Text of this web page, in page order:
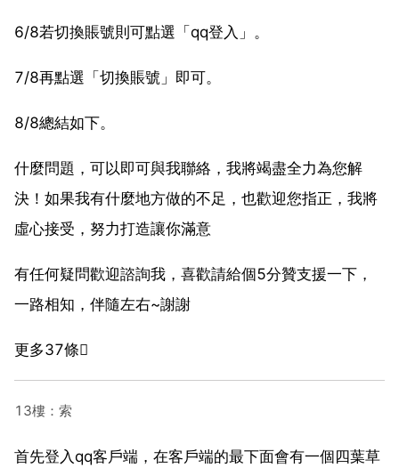
6/8若切換賬號則可點選「qq登入」。
7/8再點選「切換賬號」即可。
8/8總結如下。
什麼問題，可以即可與我聯絡，我將竭盡全力為您解
決！如果我有什麼地方做的不足，也歡迎您指正，我將
虛心接受，努力打造讓你滿意
有任何疑問歡迎諮詢我，喜歡請給個5分贊支援一下，
一路相知，伴隨左右~謝謝
更多37條
13樓：索
首先登入qq客戶端，在客戶端的最下面會有一個四葉草